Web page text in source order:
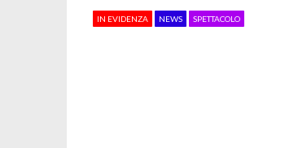
IN EVIDENZA NEWS SPETTACOLO